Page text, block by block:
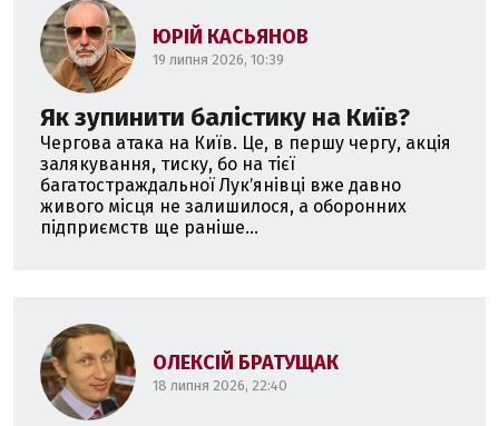
ЮРІЙ КАСЬЯНОВ
19 липня 2026, 10:39
Як зупинити балістику на Київ?
Чергова атака на Київ. Це, в першу чергу, акція
залякування, тиску, бо на тієї
багатостраждальної Лукʼянівці вже давно
живого місця не залишилося, а оборонних
підприємств ще раніше...
ОЛЕКСІЙ БРАТУЩАК
18 липня 2026, 22:40